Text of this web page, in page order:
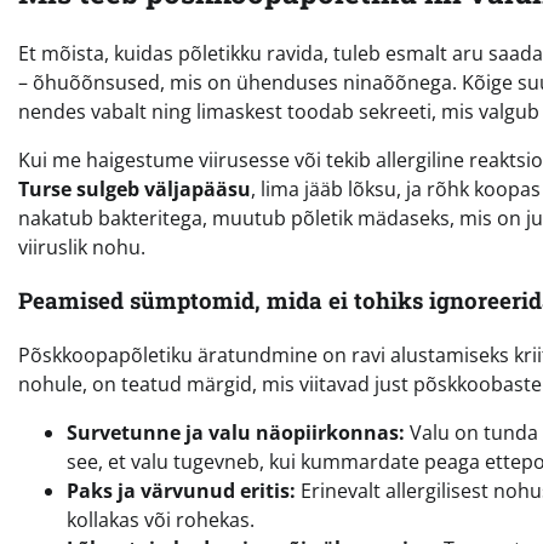
Et mõista, kuidas põletikku ravida, tuleb esmalt aru
– õhuõõnsused, mis on ühenduses ninaõõnega. Kõige
nendes vabalt ning limaskest toodab sekreeti, mis
Kui me haigestume viirusesse või tekib allergiline
Turse sulgeb väljapääsu, lima jääb lõksu, ja rõhk
nakatub bakteritega, muutub põletik mädaseks, mis on
viiruslik nohu.
Peamised sümptomid, mida ei tohiks
Põskkoopapõletiku äratundmine on ravi alustamiseks
nohule, on teatud märgid, mis viitavad just
Survetunne ja valu näopiirkonnas: Valu on
see, et valu tugevneb, kui kummardate peaga
Paks ja värvunud eritis: Erinevalt allergilisest
kollakas või rohekas.